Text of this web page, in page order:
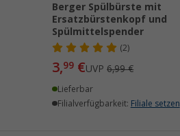
Berger Spülbürste mit
Ersatzbürstenkopf und
Spülmittelspender
(2)
3,99 €UVP6,99 €
Lieferbar
Filialverfügbarkeit: Filiale setzen